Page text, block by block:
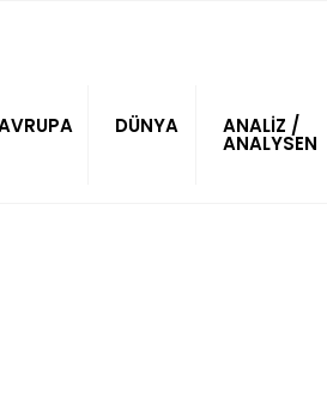
DÜNYA ANALİZ /
ANALYSEN